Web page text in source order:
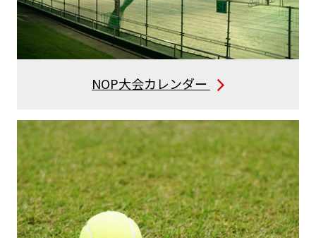
NOP大会カレンダー